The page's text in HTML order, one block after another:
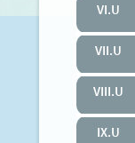
VI.U
VII.U
VIII.U
IX.U